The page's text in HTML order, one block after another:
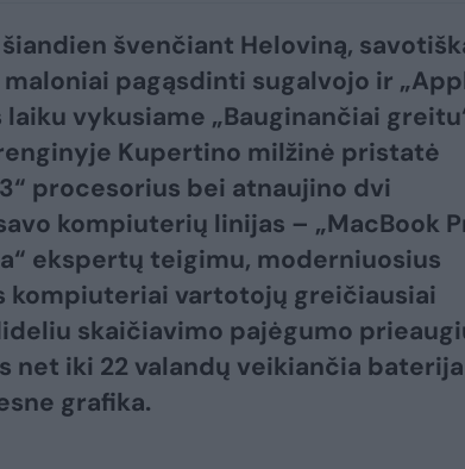
švenčiant Heloviną,
pagąsdinti sugalvojo ir
vykusiame „Bauginančiai
Kupertino milžinė pristatė
procesorius bei atnaujino dvi
kompiuterių linijas – „MacBook
ekspertų teigimu, moderniuosius
kompiuteriai vartotojų greičiausiai
skaičiavimo pajėgumo
net iki 22 valandų veikiančia
grafika.